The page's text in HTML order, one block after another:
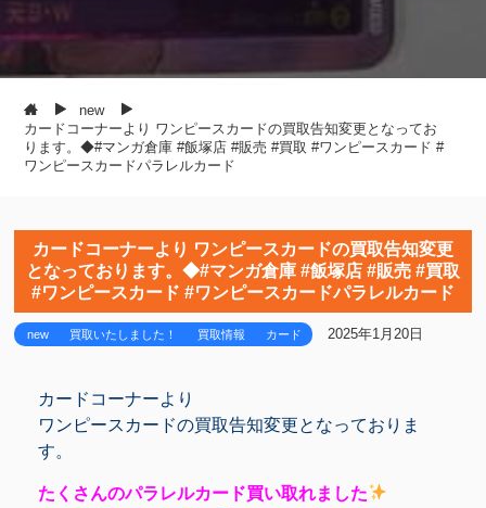
new
カードコーナーより ワンピースカードの買取告知変更となってお
ります。◆#マンガ倉庫 #飯塚店 #販売 #買取 #ワンピースカード #
ワンピースカードパラレルカード
カードコーナーより ワンピースカードの買取告知変更
となっております。◆#マンガ倉庫 #飯塚店 #販売 #買取
#ワンピースカード #ワンピースカードパラレルカード
new 買取いたしました！ 買取情報 カード 2025年1月20日
カードコーナーより
ワンピースカードの買取告知変更となっておりま
す。
たくさんのパラレルカード買い取れました